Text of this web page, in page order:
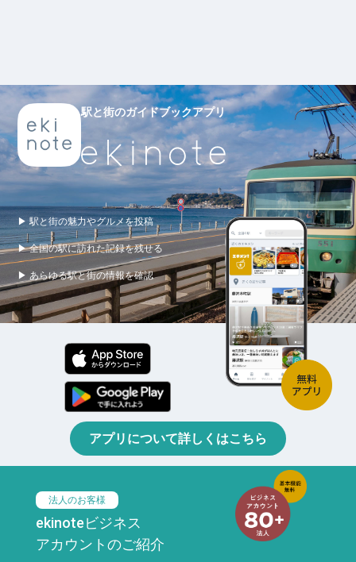
駅と街のガイドブックアプリ
▶ 駅と街の魅力やグルメを投稿
▶ 全国の駅に訪れた記録を残せる
▶ あらゆる駅と街の情報を確認
アプリについて詳しくはこちら
法人のお客様
ekinoteビジネス
アカウントのご紹介